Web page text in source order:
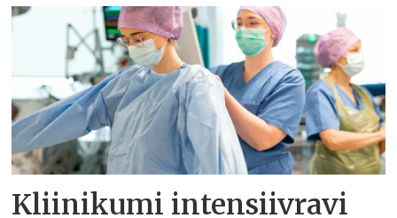
Kliinikumi intensiivravi